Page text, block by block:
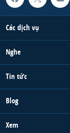
Các dịch vụ
Nghe
Tin tức
Blog
Xem